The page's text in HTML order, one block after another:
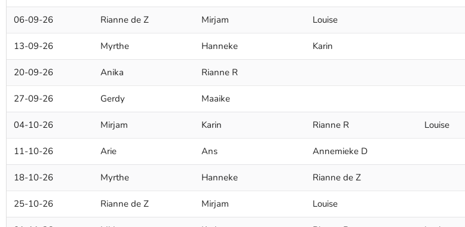
06-09-26 Rianne de Z Mirjam Louise
13-09-26 Myrthe Hanneke Karin
20-09-26 Anika Rianne R
27-09-26 Gerdy Maaike
04-10-26 Mirjam Karin Rianne R Louise
11-10-26 Arie Ans Annemieke D
18-10-26 Myrthe Hanneke Rianne de Z
25-10-26 Rianne de Z Mirjam Louise